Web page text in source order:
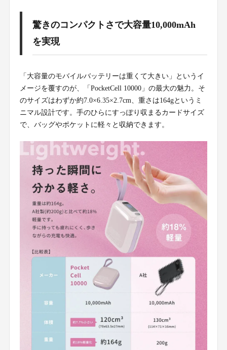
驚きのコンパクトさで大容量10,000mAh
を実現
「大容量のモバイルバッテリーは重くて大きい」というイ
メージを覆すのが、「PocketCell 10000」の最大の魅力。そ
のサイズはわずか約7.0×6.35×2.7cm、重さは164gというミ
ニマル設計です。手のひらにすっぽり収まるカードサイズ
で、バッグやポケットに軽々と収納できます。